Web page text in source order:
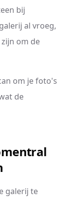
bij
al vroeg,
om de
om je foto's
de
galerij te